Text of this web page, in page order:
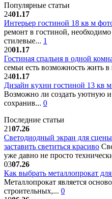
Популярные статьи
2401.17
Интерьер гостиной 18 кв м
ремонт в гостиной,
стилевые... 1
2001.17
Гостиная спальня в одной
семьи есть возможность жить
2401.17
Дизайн кухни гостиной 13 кв
Возможно ли создать уютную
сохранив... 0
Последние статьи
2107.26
Светодиодный экран для
заставить светиться красиво
уже давно не просто
0307.26
Как выбрать металлопрокат
Металлопрокат является
строительных,... 0